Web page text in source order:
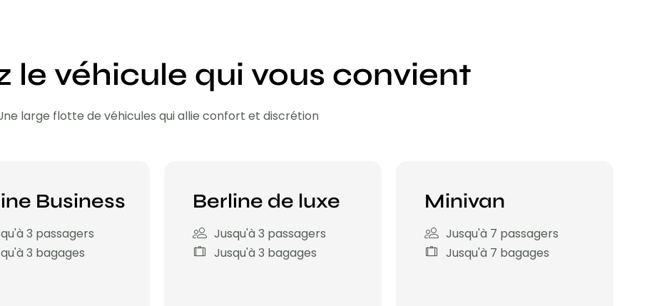
le véhicule qui vous convient
large flotte de véhicules qui allie confort et discrétion
Business
3 passagers
3 bagages
Berline de luxe
Jusqu'à 3 passagers
Jusqu'à 3 bagages
Minivan
Jusqu'à 7 passagers
Jusqu'à 7 bagages